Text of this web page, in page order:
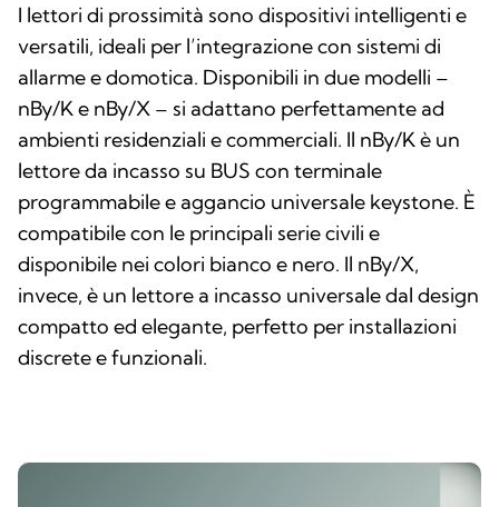
I lettori di prossimità sono dispositivi intelligenti e
versatili, ideali per l’integrazione con sistemi di
allarme e domotica. Disponibili in due modelli –
nBy/K e nBy/X – si adattano perfettamente ad
ambienti residenziali e commerciali. Il nBy/K è un
lettore da incasso su BUS con terminale
programmabile e aggancio universale keystone. È
compatibile con le principali serie civili e
disponibile nei colori bianco e nero. Il nBy/X,
invece, è un lettore a incasso universale dal design
compatto ed elegante, perfetto per installazioni
discrete e funzionali.